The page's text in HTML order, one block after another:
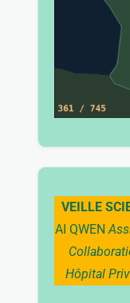
VEILLE
AI QWEN
Hôpital